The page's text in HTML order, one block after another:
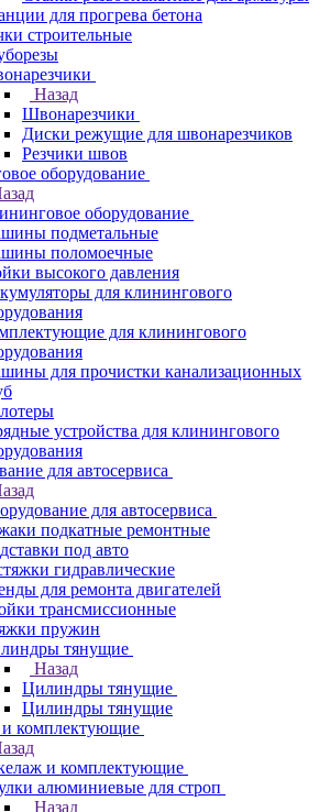
для прогрева бетона
строительные
Назад
Швонарезчики
Диски режущие для швонарезчиков
Резчики швов
оборудование
оборудование
подметальные
поломоечные
высокого давления
для клинингового
для клинингового
для прочистки канализационных
устройства для клинингового
для автосервиса
для автосервиса
подкатные ремонтные
под авто
гидравлические
для ремонта двигателей
трансмиссионные
пружин
тянущие
Назад
Цилиндры тянущие
Цилиндры тянущие
комплектующие
и комплектующие
алюминиевые для строп
Назад